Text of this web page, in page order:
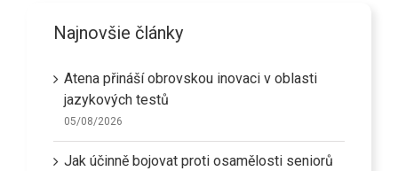
Najnovšie články
Atena přináší obrovskou inovaci v oblasti
jazykových testů
05/08/2026
Jak účinně bojovat proti osamělosti seniorů